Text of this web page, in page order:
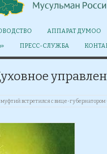
АППАРАТ ДУМОО
ПРЕСС-СЛУЖБА
встретился с вице-